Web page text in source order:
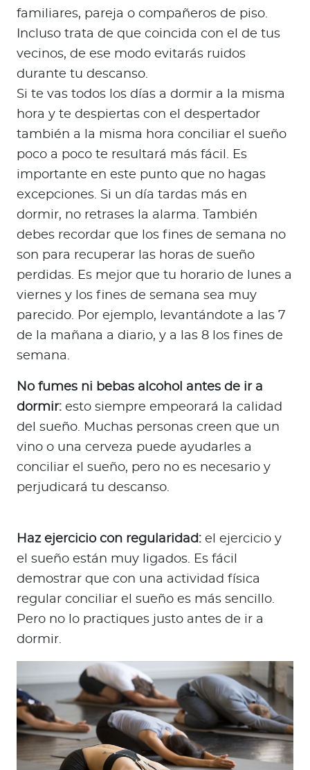
familiares, pareja o compañeros de piso.
Incluso trata de que coincida con el de tus
vecinos, de ese modo evitarás ruidos
durante tu descanso.
Si te vas todos los días a dormir a la misma
hora y te despiertas con el despertador
también a la misma hora conciliar el sueño
poco a poco te resultará más fácil. Es
importante en este punto que no hagas
excepciones. Si un día tardas más en
dormir, no retrases la alarma. También
debes recordar que los fines de semana no
son para recuperar las horas de sueño
perdidas. Es mejor que tu horario de lunes a
viernes y los fines de semana sea muy
parecido. Por ejemplo, levantándote a las 7
de la mañana a diario, y a las 8 los fines de
semana.
No fumes ni bebas alcohol antes de ir a
dormir: esto siempre empeorará la calidad
del sueño. Muchas personas creen que un
vino o una cerveza puede ayudarles a
conciliar el sueño, pero no es necesario y
perjudicará tu descanso.
Haz ejercicio con regularidad: el ejercicio y
el sueño están muy ligados. Es fácil
demostrar que con una actividad física
regular conciliar el sueño es más sencillo.
Pero no lo practiques justo antes de ir a
dormir.